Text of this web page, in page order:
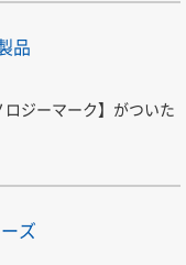
品
ジーマーク】がついた
ズ